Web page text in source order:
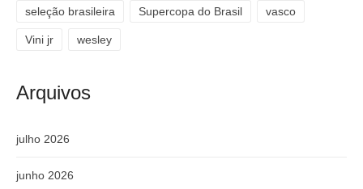
seleção brasileira Supercopa do Brasil vasco
Vini jr wesley
Arquivos
julho 2026
junho 2026